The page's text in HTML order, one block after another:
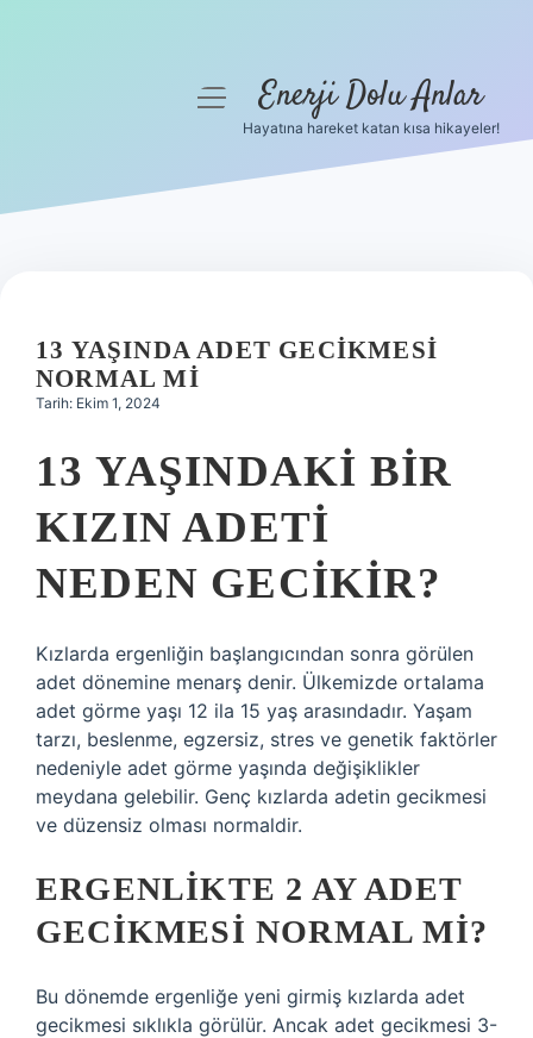
Hakkımızda
menüyüEnerji Dolu Anlar
Hayatına hareket katan kısa hikayeler!
13 YAŞINDA ADET GECIKMESI
NORMAL MI
Tarih: Ekim 1, 2024
13 YAŞINDAKI BIR
KIZIN ADETI
NEDEN GECIKIR?
Kızlarda ergenliğin başlangıcından sonra görülen
adet dönemine menarş denir. Ülkemizde ortalama
adet görme yaşı 12 ila 15 yaş arasındadır. Yaşam
tarzı, beslenme, egzersiz, stres ve genetik faktörler
nedeniyle adet görme yaşında değişiklikler
meydana gelebilir. Genç kızlarda adetin gecikmesi
ve düzensiz olması normaldir.
ERGENLIKTE 2 AY ADET
GECIKMESI NORMAL MI?
Bu dönemde ergenliğe yeni girmiş kızlarda adet
gecikmesi sıklıkla görülür. Ancak adet gecikmesi 3-